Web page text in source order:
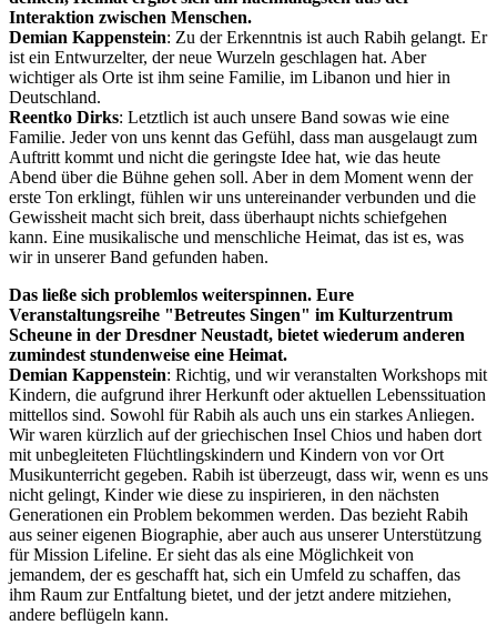
Interaktion zwischen Menschen.
Demian Kappenstein: Zu der Erkenntnis ist auch Rabih gelangt. Er
ist ein Entwurzelter, der neue Wurzeln geschlagen hat. Aber
wichtiger als Orte ist ihm seine Familie, im Libanon und hier in
Deutschland.
Reentko Dirks: Letztlich ist auch unsere Band sowas wie eine
Familie. Jeder von uns kennt das Gefühl, dass man ausgelaugt zum
Auftritt kommt und nicht die geringste Idee hat, wie das heute
Abend über die Bühne gehen soll. Aber in dem Moment wenn der
erste Ton erklingt, fühlen wir uns untereinander verbunden und die
Gewissheit macht sich breit, dass überhaupt nichts schiefgehen
kann. Eine musikalische und menschliche Heimat, das ist es, was
wir in unserer Band gefunden haben.
Das ließe sich problemlos weiterspinnen. Eure
Veranstaltungsreihe "Betreutes Singen" im Kulturzentrum
Scheune in der Dresdner Neustadt, bietet wiederum anderen
zumindest stundenweise eine Heimat.
Demian Kappenstein: Richtig, und wir veranstalten Workshops mit
Kindern, die aufgrund ihrer Herkunft oder aktuellen Lebenssituation
mittellos sind. Sowohl für Rabih als auch uns ein starkes Anliegen.
Wir waren kürzlich auf der griechischen Insel Chios und haben dort
mit unbegleiteten Flüchtlingskindern und Kindern von vor Ort
Musikunterricht gegeben. Rabih ist überzeugt, dass wir, wenn es uns
nicht gelingt, Kinder wie diese zu inspirieren, in den nächsten
Generationen ein Problem bekommen werden. Das bezieht Rabih
aus seiner eigenen Biographie, aber auch aus unserer Unterstützung
für Mission Lifeline. Er sieht das als eine Möglichkeit von
jemandem, der es geschafft hat, sich ein Umfeld zu schaffen, das
ihm Raum zur Entfaltung bietet, und der jetzt andere mitziehen,
andere beflügeln kann.